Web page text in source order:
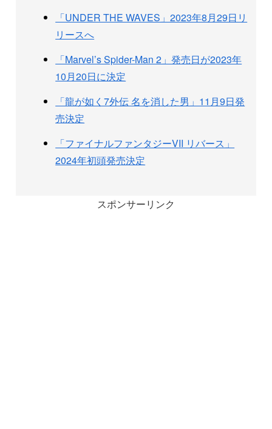
「UNDER THE WAVES」2023年8月29日リ
リースへ
「Marvel’s Spider-Man 2」発売日が2023年
10月20日に決定
「龍が如く7外伝 名を消した男」11月9日発
売決定
「ファイナルファンタジーVII リバース」
2024年初頭発売決定
スポンサーリンク